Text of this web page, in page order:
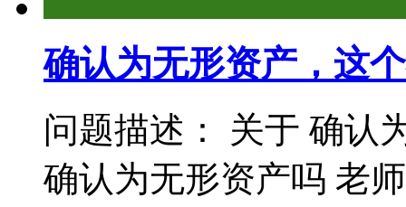
确认为无形资产，这
问题描述： 关于 确认
确认为无形资产吗 老